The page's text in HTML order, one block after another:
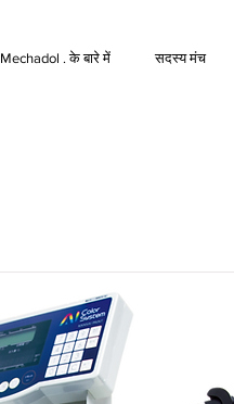
Mechadol . के बारे में सदस्य मंच